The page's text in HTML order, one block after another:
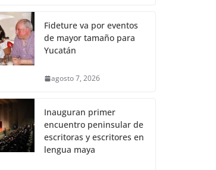
Fideture va por eventos
de mayor tamaño para
Yucatán
agosto 7, 2026
Inauguran primer
encuentro peninsular de
escritoras y escritores en
lengua maya